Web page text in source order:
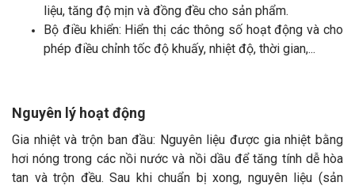
liệu, tăng độ mịn và đồng đều cho sản phẩm.
Bộ điều khiển: Hiển thị các thông số hoạt động và cho
phép điều chỉnh tốc độ khuấy, nhiệt độ, thời gian,...
Nguyên lý hoạt động
Gia nhiệt và trộn ban đầu: Nguyên liệu được gia nhiệt bằng
hơi nóng trong các nồi nước và nồi dầu để tăng tính dễ hòa
tan và trộn đều. Sau khi chuẩn bị xong, nguyên liệu (sản